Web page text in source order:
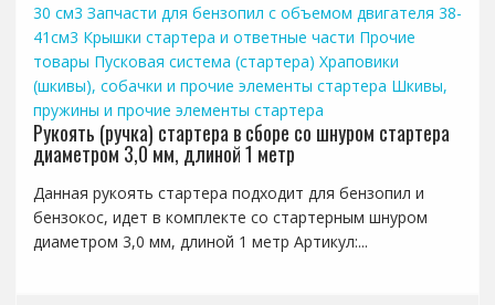
30 см3 Запчасти для бензопил с объемом двигателя 38-
41см3 Крышки стартера и ответные части Прочие
товары Пусковая система (стартера) Храповики
(шкивы), собачки и прочие элементы стартера Шкивы,
пружины и прочие элементы стартера
Рукоять (ручка) стартера в сборе со шнуром стартера
диаметром 3,0 мм, длиной 1 метр
Данная рукоять стартера подходит для бензопил и
бензокос, идет в комплекте со стартерным шнуром
диаметром 3,0 мм, длиной 1 метр Артикул:...